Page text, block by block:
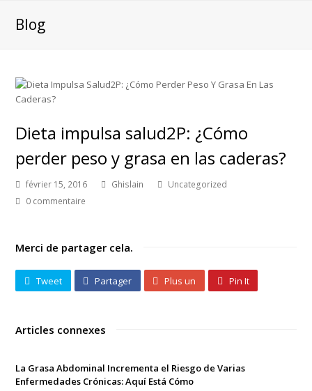
Blog
Dieta impulsa salud2P: ¿Cómo
perder peso y grasa en las caderas?
février 15, 2016 Ghislain
Uncategorized
0 commentaire
Merci de partager cela.
Tweet Partager Plus un Pin It
Articles connexes
La Grasa Abdominal Incrementa el Riesgo de Varias
Enfermedades Crónicas: Aquí Está Cómo